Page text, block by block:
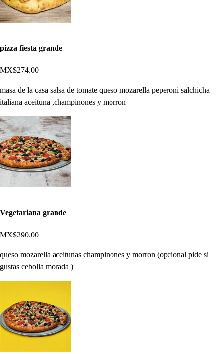
pizza fiesta grande
MX$274.00
masa de la casa salsa de tomate queso mozarella peperoni salchicha
italiana aceituna ,champinones y morron
Vegetariana grande
MX$290.00
queso mozarella aceitunas champinones y morron (opcional pide si
gustas cebolla morada )